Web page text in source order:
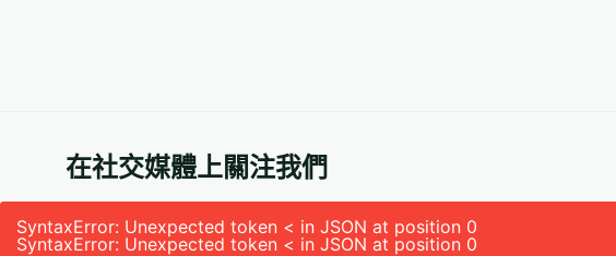
在社交媒體上關注我們
SyntaxError: Unexpected token < in JSON at position 0
SyntaxError: Unexpected token < in JSON at position 0